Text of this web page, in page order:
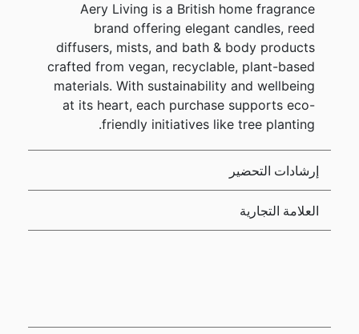
Aery Living is a British home fragrance
brand offering elegant candles, reed
diffusers, mists, and bath & body products
crafted from vegan, recyclable, plant-based
materials. With sustainability and wellbeing
at its heart, each purchase supports eco-
friendly initiatives like tree planting.
إرشادات التحضير
العلامة التجارية